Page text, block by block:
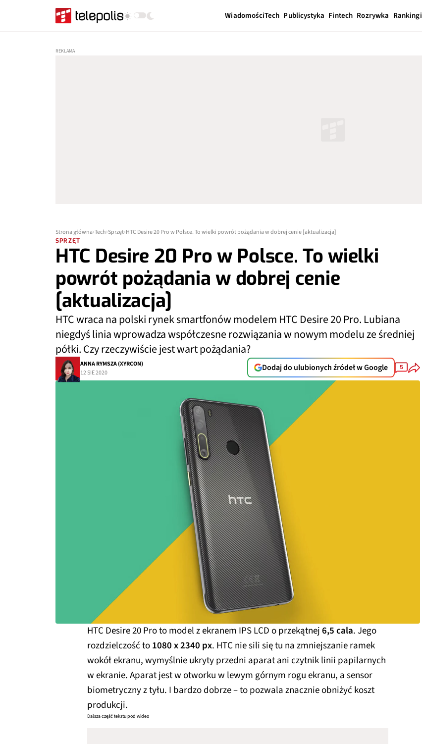
WiadomościTech Publicystyka Fintech Rozrywka Rankingi
Strona główna Tech Sprzęt HTC Desire 20 Pro w Polsce. To wielki powrót pożądania w dobrej cenie [aktualizacja]
SPRZĘT
HTC Desire 20 Pro w Polsce. To wielki
powrót pożądania w dobrej cenie
[aktualizacja]
HTC wraca na polski rynek smartfonów modelem HTC Desire 20 Pro. Lubiana
niegdyś linia wprowadza współczesne rozwiązania w nowym modelu ze średniej
półki. Czy rzeczywiście jest wart pożądania?
ANNA RYMSZA (XYRCON)
12 SIE 2020
Dodaj do ulubionych źródeł w Google 5
HTC Desire 20 Pro to model z ekranem IPS LCD o przekątnej6,5 cala. Jego
rozdzielczość to1080 x 2340 px. HTC nie sili się tu na zmniejszanie ramek
wokół ekranu, wymyślnie ukryty przedni aparat ani czytnik linii papilarnych
w ekranie. Aparat jest w otworku w lewym górnym rogu ekranu, a sensor
biometryczny z tyłu. I bardzo dobrze – to pozwala znacznie obniżyć koszt
produkcji.
Dalsza część tekstu pod wideo